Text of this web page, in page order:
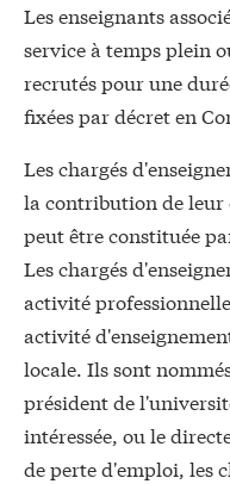
Les enseignants
service à temps plein
recrutés pour une
fixées par décret en
Les chargés
la contribution de leur
peut être constituée
Les chargés
activité
activité
locale. Ils sont
président de
intéressée, ou le
de perte d'emploi, les